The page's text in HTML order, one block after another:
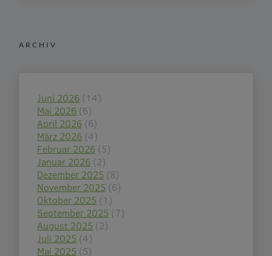
ARCHIV
Juni 2026 (14)
Mai 2026 (6)
April 2026 (6)
März 2026 (4)
Februar 2026 (5)
Januar 2026 (2)
Dezember 2025 (8)
November 2025 (6)
Oktober 2025 (1)
September 2025 (7)
August 2025 (2)
Juli 2025 (4)
Mai 2025 (5)